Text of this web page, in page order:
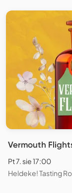
Vermouth
Pt 7. sie 17:00
Heldeke! Tasting